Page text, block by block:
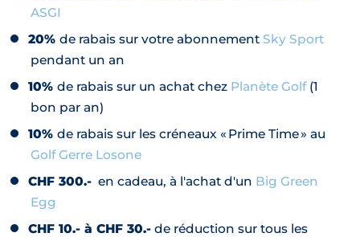
ASGI
20%de rabais sur votre abonnement Sky Sport
pendant un an
10%de rabais sur un achat chez Planète Golf(1
bon par an)
10%de rabais sur les créneaux « Prime Time » au
Golf Gerre Losone
CHF 300.- en cadeau, à l'achat d'un Big Green
Egg
CHF 10.- à CHF 30.- de réduction sur tous les